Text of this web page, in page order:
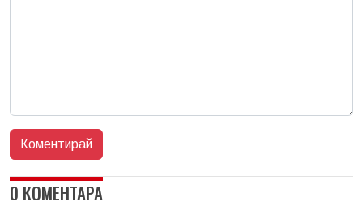
0 КОМЕНТАРА